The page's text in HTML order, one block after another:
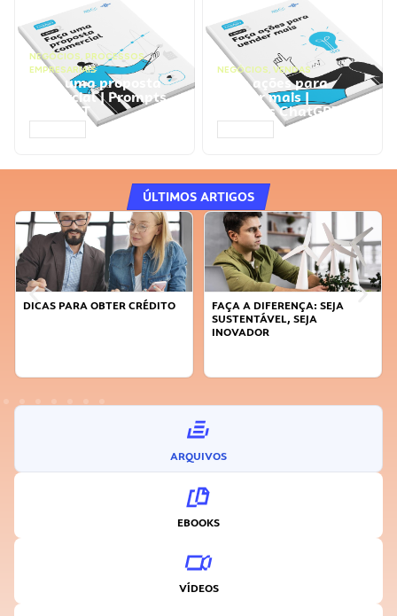
NEGÓCIOS, PROCESSOS
EMPRESARIAIS
Faça uma proposta
comercial | Prompts
ChatGPT
NEGÓCIOS, VENDAS
Faça ações para
vender mais |
Prompts ChatGPT
ÚLTIMOS ARTIGOS
DICAS PARA OBTER CRÉDITO
FAÇA A DIFERENÇA: SEJA
SUSTENTÁVEL, SEJA
INOVADOR
ARQUIVOS
EBOOKS
VÍDEOS